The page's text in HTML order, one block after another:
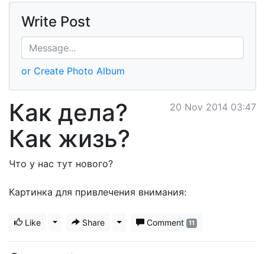
Write Post
or Create Photo Album
20 Nov 2014 03:47
Как дела?
Как жизь?
Что у нас тут нового?
Картинка для привлечения внимания:
Like Toggle Dropdown
Share Toggle Dropdown
Comment 11